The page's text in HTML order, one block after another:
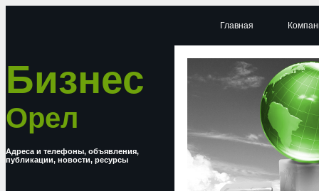
Бизнес
Орел
Адреса и телефоны, объявления,
публикации, новости, ресурсы
Главная